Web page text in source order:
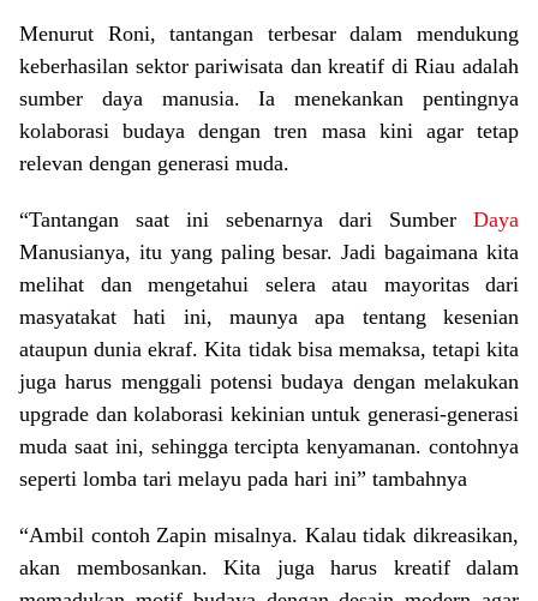
Menurut Roni, tantangan terbesar dalam mendukung
keberhasilan sektor pariwisata dan kreatif di Riau adalah
sumber daya manusia. Ia menekankan pentingnya
kolaborasi budaya dengan tren masa kini agar tetap
relevan dengan generasi muda.
“Tantangan saat ini sebenarnya dari Sumber Daya
Manusianya, itu yang paling besar. Jadi bagaimana kita
melihat dan mengetahui selera atau mayoritas dari
masyatakat hati ini, maunya apa tentang kesenian
ataupun dunia ekraf. Kita tidak bisa memaksa, tetapi kita
juga harus menggali potensi budaya dengan melakukan
upgrade dan kolaborasi kekinian untuk generasi-generasi
muda saat ini, sehingga tercipta kenyamanan. contohnya
seperti lomba tari melayu pada hari ini” tambahnya
“Ambil contoh Zapin misalnya. Kalau tidak dikreasikan,
akan membosankan. Kita juga harus kreatif dalam